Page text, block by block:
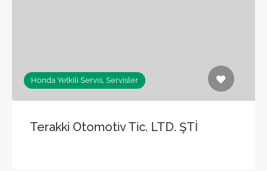
Honda Yetkili Servis, Servisler
Terakki Otomotiv Tic. LTD. ŞTİ